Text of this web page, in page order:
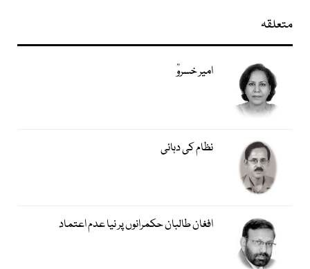
متعلقہ
امیر خسروؒ
نظام کی دہائی
افغان طالبان حکمرانوں پر نیا عدم اعتماد